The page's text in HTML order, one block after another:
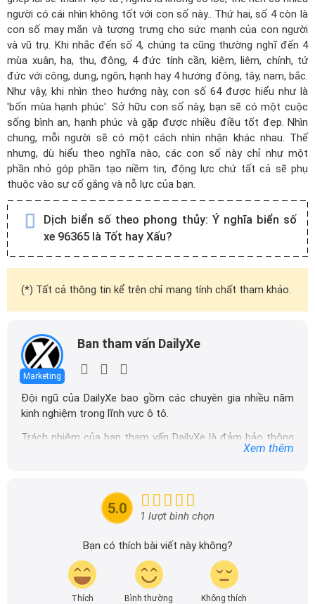
người có cái nhìn không tốt với con số này.. Thứ hai, số 4 còn là
con số may mắn và tượng trưng cho sức mạnh của con người
và vũ trụ. Khi nhắc đến số 4, chúng ta cũng thường nghĩ đến 4
mùa xuân, hạ, thu, đông, 4 đức tính cần, kiệm, liêm, chính, tứ
đức với công, dung, ngôn, hạnh hay 4 hướng đông, tây, nam, bắc.
Như vậy, khi nhìn theo hướng này, con số 64 được hiểu như là
'bốn mùa hạnh phúc'. Sở hữu con số này, bạn sẽ có một cuộc
sống bình an, hạnh phúc và gặp được nhiều điều tốt đẹp. Nhìn
chung, mỗi người sẽ có một cách nhìn nhận khác nhau. Thế
nhưng, dù hiểu theo nghĩa nào, các con số này chỉ như một
phần nhỏ góp phần tạo niềm tin, động lực chứ tất cả sẽ phụ
thuộc vào sự cố gắng và nỗ lực của bạn.
Dịch biển số theo phong thủy: Ý nghĩa biển số
xe 96365 là Tốt hay Xấu?
(*) Tất cả thông tin kể trên chỉ mang tính chất tham khảo.
Marketing
Ban tham vấn DailyXe
Đội ngũ của DailyXe bao gồm các chuyên gia nhiều năm
kinh nghiệm trong lĩnh vực ô tô.
Trách nhiệm của ban tham vấn DailyXe là đảm bảo thông
tin chính xác được đăng tải trên dailyxe.com.vn, thường
tin nhanh chóng và dễ dàng hơn.
Xem thêm
5.0 1 lượt bình chọn
Bạn có thích bài viết này không?
Thích Bình thường Không thích